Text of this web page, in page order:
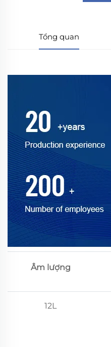
Tổng quan
Âm lượng
12L